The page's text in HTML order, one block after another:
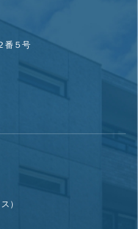
番５号
）